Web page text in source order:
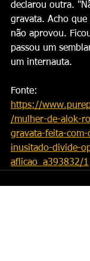
declarou outra.
gravata. Acho
não aprovou.
passou um
um internauta.
Fonte:
https://
/mulher-de-alok-
gravata-feita-com-
inusitado-divide-
aflicao_a393832/1